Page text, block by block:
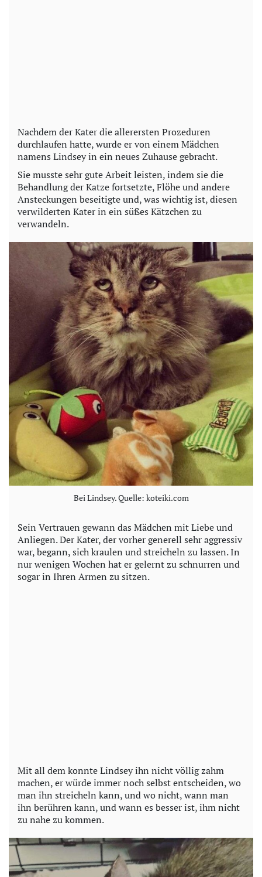
Nachdem der Kater die allerersten Prozeduren
durchlaufen hatte, wurde er von einem Mädchen
namens Lindsey in ein neues Zuhause gebracht.
Sie musste sehr gute Arbeit leisten, indem sie die
Behandlung der Katze fortsetzte, Flöhe und andere
Ansteckungen beseitigte und, was wichtig ist, diesen
verwilderten Kater in ein süßes Kätzchen zu
verwandeln.
Bei Lindsey. Quelle: koteiki.com
Sein Vertrauen gewann das Mädchen mit Liebe und
Anliegen. Der Kater, der vorher generell sehr aggressiv
war, begann, sich kraulen und streicheln zu lassen. In
nur wenigen Wochen hat er gelernt zu schnurren und
sogar in Ihren Armen zu sitzen.
Mit all dem konnte Lindsey ihn nicht völlig zahm
machen, er würde immer noch selbst entscheiden, wo
man ihn streicheln kann, und wo nicht, wann man
ihn berühren kann, und wann es besser ist, ihm nicht
zu nahe zu kommen.